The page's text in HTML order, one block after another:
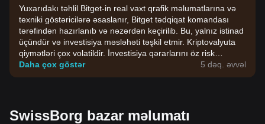
Yuxarıdakı təhlil Bitget-in real vaxt qrafik məlumatlarına və
texniki göstəricilərə əsaslanır, Bitget tədqiqat komandası
tərəfindən hazırlanıb və nəzərdən keçirilib. Bu, yalnız istinad
üçündür və investisiya məsləhəti təşkil etmir. Kriptovalyuta
qiymətləri çox volatildir. İnvestisiya qərarlarını öz risk
dözümlülüyünüzə əsasən verin.
Daha çox göstər 5 dəq. əvvəl
SwissBorg bazar məlumatı